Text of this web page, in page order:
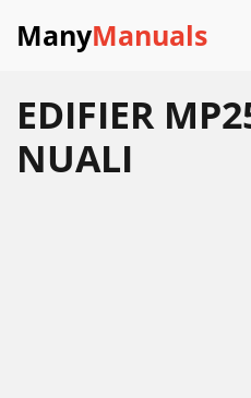
ManyManuals
EDIFIER
NUALI